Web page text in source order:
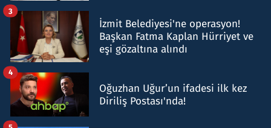
İzmit Belediyesi'ne operasyon!
Başkan Fatma Kaplan Hürriyet ve
eşi gözaltına alındı
3
Oğuzhan Uğur’un ifadesi ilk kez
Diriliş Postası'nda!
4